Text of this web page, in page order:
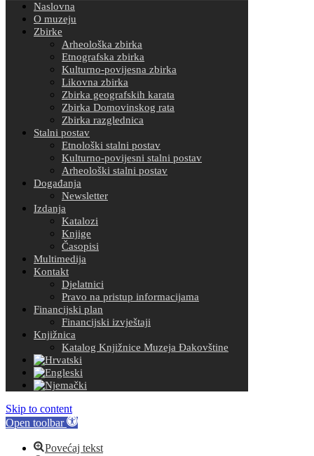
Naslovna
O muzeju
Zbirke
Arheološka zbirka
Etnografska zbirka
Kulturno-povijesna zbirka
Likovna zbirka
Zbirka geografskih karata
Zbirka Domovinskog rata
Zbirka razglednica
Stalni postav
Etnološki stalni postav
Kulturno-povijesni stalni postav
Arheološki stalni postav
Događanja
Newsletter
Izdanja
Katalozi
Knjige
Časopisi
Multimedija
Kontakt
Djelatnici
Pravo na pristup informacijama
Financijski plan
Financijski izvještaji
Knjižnica
Katalog Knjižnice Muzeja Đakovštine
Skip to content
Open toolbar
Povećaj tekst